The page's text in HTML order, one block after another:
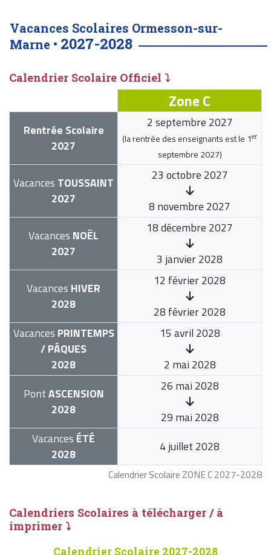
Vacances Scolaires Ormesson-sur-
Marne • 2027-2028
Calendrier Scolaire Officiel ⤵
Calendrier Scolaire ZONE C 2027-2028
Zone C
Rentrée Scolaire
2027
2 septembre 2027
(la rentrée des enseignants est le 1er
septembre 2027)
Vacances TOUSSAINT
2027
23 octobre 2027
8 novembre 2027
Vacances NOËL
2027
18 décembre 2027
3 janvier 2028
Vacances HIVER
2028
12 février 2028
28 février 2028
Vacances PRINTEMPS
/ PÂQUES
2028
15 avril 2028
2 mai 2028
PontASCENSION
2028
26 mai 2028
29 mai 2028
Vacances ÉTÉ
2028
4 juillet 2028
Calendriers Scolaires à télécharger / à
imprimer ⤵
Calendrier Scolaire 2027-2028